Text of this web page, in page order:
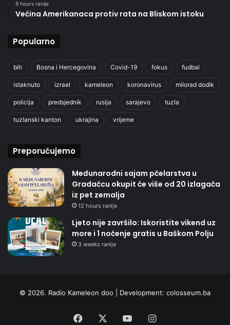
9 hours ranije
Većina Amerikanaca protiv rata na Bliskom istoku
Popularno
bih Bosna i Hercegovina Covid-19 fokus fudbal
istaknuto izrael kameleon koronavirus milorad dodik
policija predsjednik rusija sarajevo tuzla
tuzlanski kanton ukrajina vrijeme
Preporučujemo
Međunarodni sajam pčelarstva u
Gradačcu okupit će više od 20 izlagača
iz pet zemalja
12 hours ranije
Ljeto nije završilo: Iskoristite vikend uz
more i 1 noćenje gratis u Baškom Polju
3 weeks ranije
© 2026. Radio Kameleon doo | Development: colosseum.ba
Facebook YouTubeInstagram